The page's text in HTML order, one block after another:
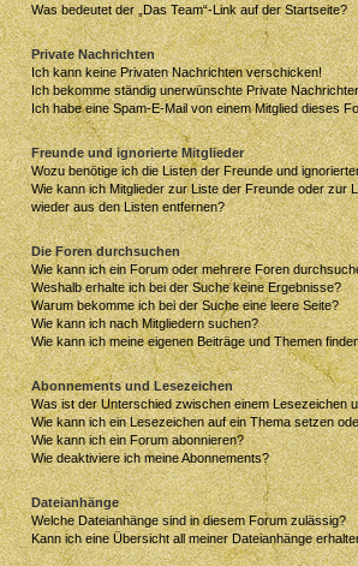
Was bedeutet der „Das Team“-Link auf der Startseite?
Private Nachrichten
Ich kann keine Privaten Nachrichten verschicken!
Ich bekomme ständig unerwünschte Private
Ich habe eine Spam-E-Mail von einem Mitglied dieses
Freunde und ignorierte Mitglieder
Wozu benötige ich die Listen der Freunde und
Wie kann ich Mitglieder zur Liste der Freunde oder zur
wieder aus den Listen entfernen?
Die Foren durchsuchen
Wie kann ich ein Forum oder mehrere Foren
Weshalb erhalte ich bei der Suche keine Ergebnisse?
Warum bekomme ich bei der Suche eine leere Seite?
Wie kann ich nach Mitgliedern suchen?
Wie kann ich meine eigenen Beiträge und Themen
Abonnements und Lesezeichen
Was ist der Unterschied zwischen einem Lesezeichen
Wie kann ich ein Lesezeichen auf ein Thema setzen
Wie kann ich ein Forum abonnieren?
Wie deaktiviere ich meine Abonnements?
Dateianhänge
Welche Dateianhänge sind in diesem Forum zulässig?
Kann ich eine Übersicht all meiner Dateianhänge